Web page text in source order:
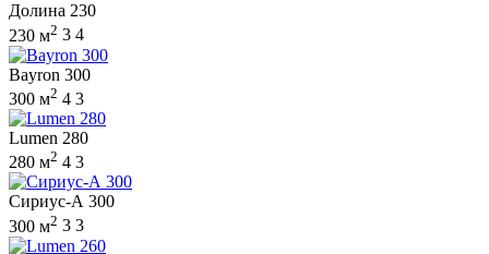
Долина 230
230 м2 3 4
Bayron 300
300 м2 4 3
Lumen 280
280 м2 4 3
Сириус-А 300
300 м2 3 3